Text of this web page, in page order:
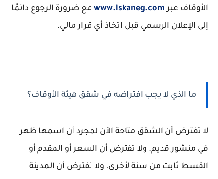
الأوقاف عبرwww.iskaneg.com مع ضرورة الرجوع دائمًا
إلى الإعلان الرسمي قبل اتخاذ أي قرار مالي.
ما الذي لا يجب افتراضه في شقق هيئة الأوقاف؟
لا تفترض أن الشقق متاحة الآن لمجرد أن اسمها ظهر
في منشور قديم. ولا تفترض أن السعر أو المقدم أو
القسط ثابت من سنة لأخرى. ولا تفترض أن المدينة